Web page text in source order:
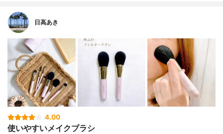
日高あき
4.00
使いやすいメイクブラシ